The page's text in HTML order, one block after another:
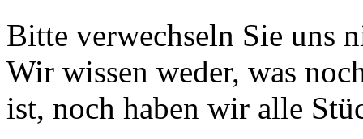
Bitte verwechseln Sie uns
Wir wissen weder, was
ist, noch haben wir alle